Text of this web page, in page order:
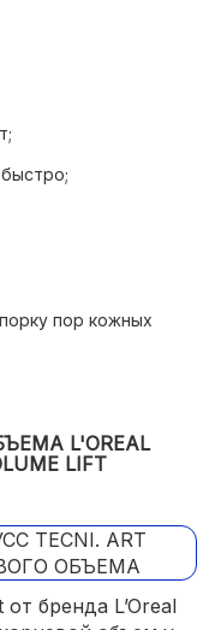
пор кожных
L'OREAL
LIFT
бренда L’Oreal